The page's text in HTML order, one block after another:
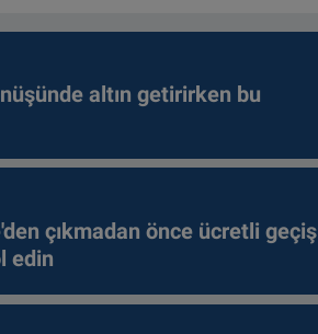
altın getirirken bu
çıkmadan önce ücretli geçiş
edin